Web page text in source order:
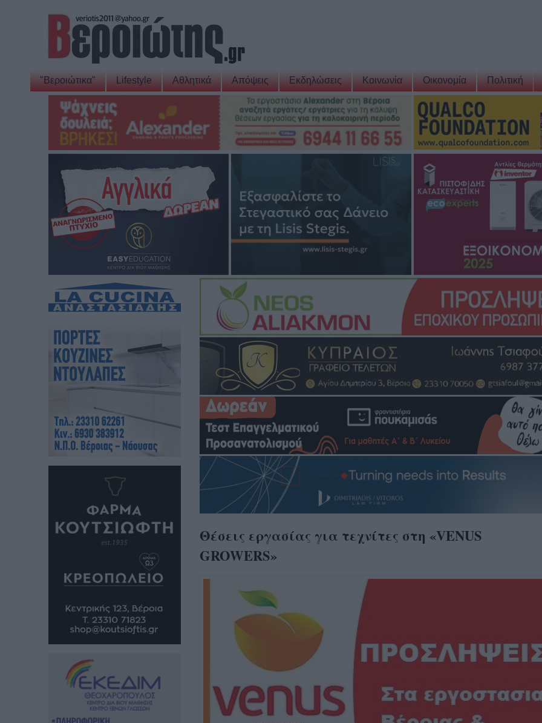
"Βεροιώτικα" Lifestyle Αθλητικά Απόψεις Εκδηλώσεις Κοινωνία Οικονομία Πολιτική
Θέσεις εργασίας για τεχνίτες στη «VENUS
GROWERS»